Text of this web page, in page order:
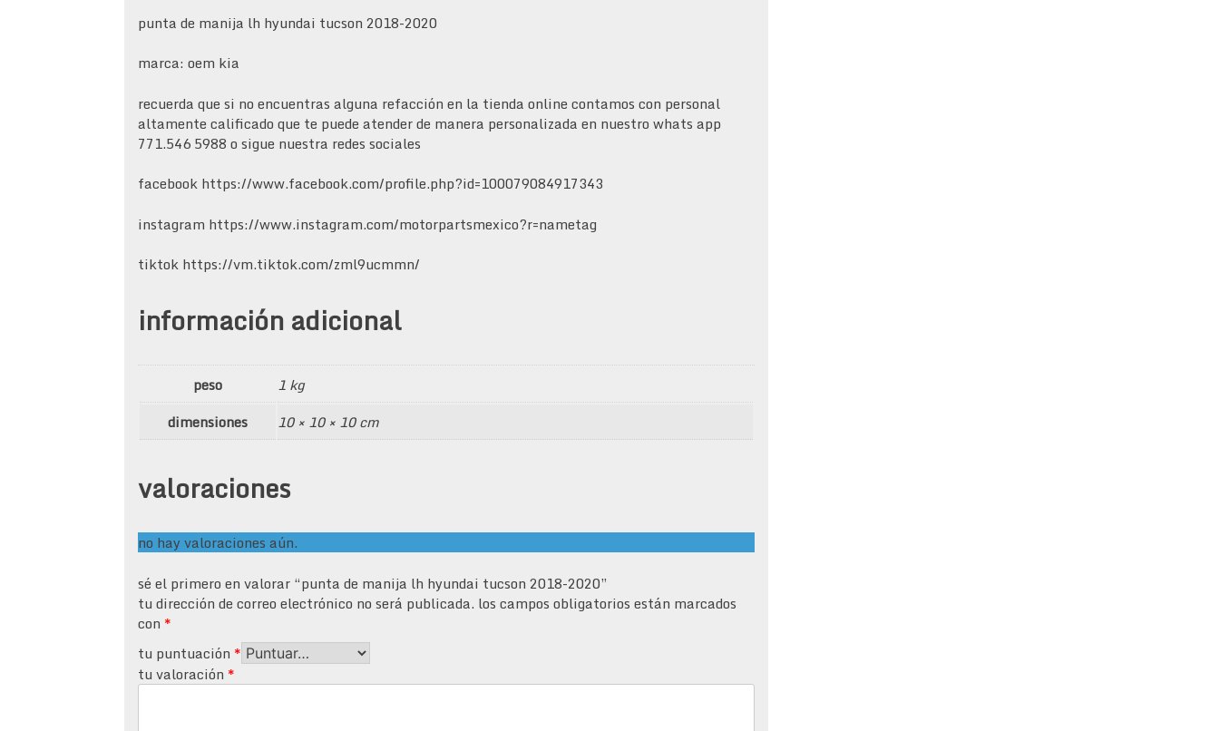
punta de manija lh hyundai tucson 2018-2020
marca: oem kia
recuerda que si no encuentras alguna refacción en la tienda online contamos con personal
altamente calificado que te puede atender de manera personalizada en nuestro whats app
771.546 5988 o sigue nuestra redes sociales
facebook https://www.facebook.com/profile.php?id=100079084917343
instagram https://www.instagram.com/motorpartsmexico?r=nametag
tiktok https://vm.tiktok.com/zml9ucmmn/
información adicional
peso
1 kg
dimensiones
10 × 10 × 10 cm
valoraciones
no hay valoraciones aún.
sé el primero en valorar “punta de manija lh hyundai tucson 2018-2020”
tu dirección de correo electrónico no será publicada. los campos obligatorios están marcados
con *
tu puntuación *
tu valoración *